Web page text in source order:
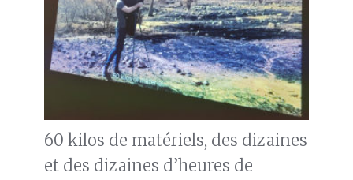
60 kilos de matériels, des dizaines
et des dizaines d’heures de